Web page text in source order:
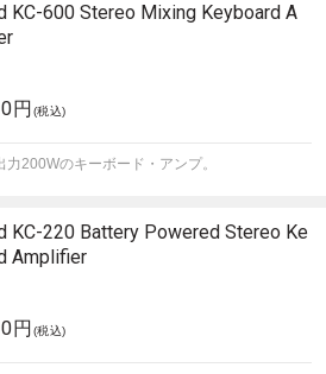
KC-600 Stereo Mixing Keyboard A
円 (税込)
200Wのキーボード・アンプ。
KC-220 Battery Powered Stereo Ke
Amplifier
円 (税込)